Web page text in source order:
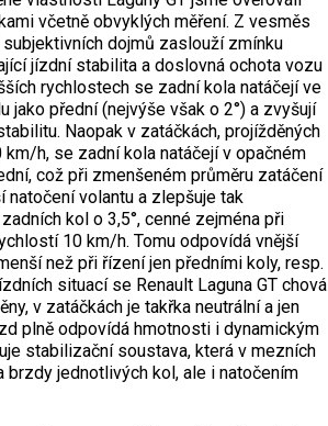
včetně obvyklých měření. Z vesměs
dojmů zaslouží zmínku
jízdní stabilita a doslovná ochota vozu
rychlostech se zadní kola natáčejí ve
jako přední (nejvýše však o 2°) a zvyšují
Naopak v zatáčkách, projížděných
h, se zadní kola natáčejí v opačném
což při zmenšeném průměru zatáčení
natočení volantu a zlepšuje tak
kol o 3,5°, cenné zejména při
10 km/h. Tomu odpovídá vnější
než při řízení jen předními koly, resp.
situací se Renault Laguna GT chová
v zatáčkách je takřka neutrální a jen
plně odpovídá hmotnosti i dynamickým
stabilizační soustava, která v mezních
jednotlivých kol, ale i natočením